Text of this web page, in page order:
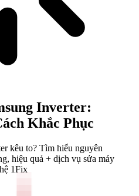
Inverter:
Khắc Phục
kêu to? Tìm hiểu nguyên
hiệu quả + dịch vụ sửa máy
1Fix